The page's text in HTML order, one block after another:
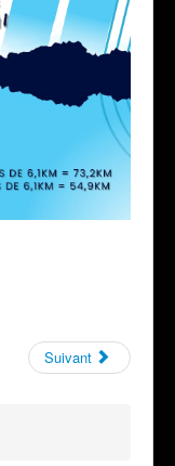
Suivant